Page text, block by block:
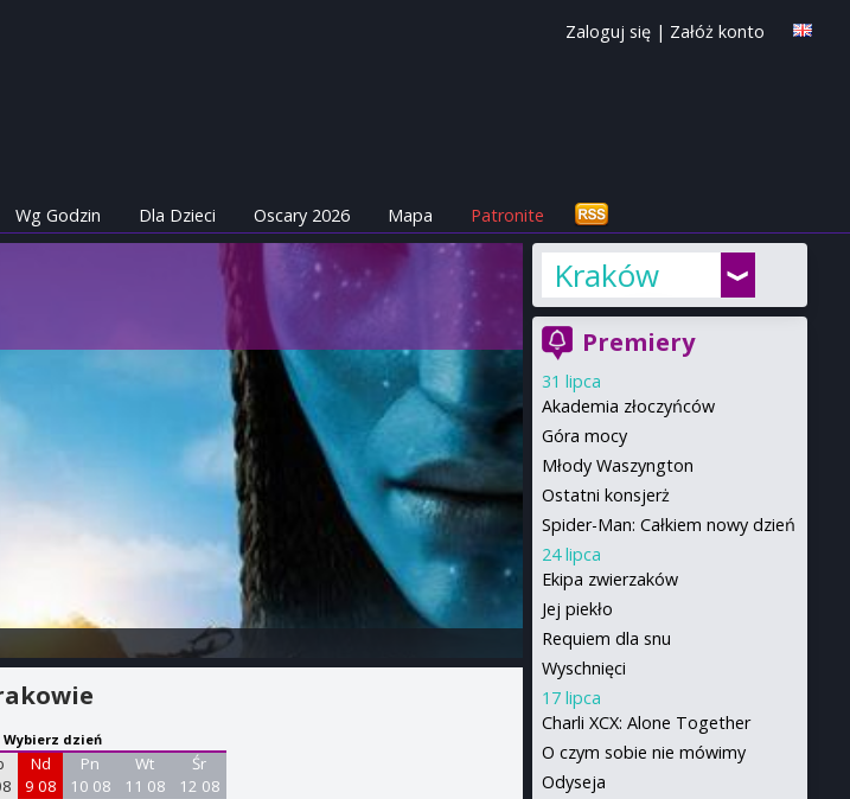
Zaloguj się | Załóż konto
Wg Godzin Dla Dzieci Oscary 2026 Mapa Patronite
Wybierz dzień
Nd
9 08
Pn
10 08
Wt
11 08
Śr
12 08
Kraków
Premiery
31 lipca
Akademia złoczyńców
Góra mocy
Młody Waszyngton
Ostatni konsjerż
Spider-Man: Całkiem nowy dzień
24 lipca
Ekipa zwierzaków
Jej piekło
Requiem dla snu
Wyschnięci
17 lipca
Charli XCX: Alone Together
O czym sobie nie mówimy
Odyseja